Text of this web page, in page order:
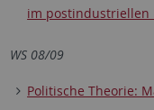
im postindustriellen
WS 08/09
Politische Theorie: